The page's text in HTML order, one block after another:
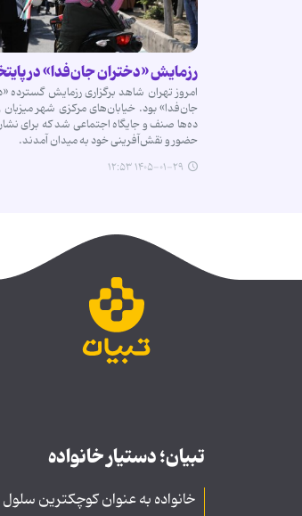
رزمایش «دختران جان‌فدا» در
امروز تهران شاهد برگزاری رزمایش گسترده
جان‌فدا» بود. خیابان‌های مرکزی شهر میزبان
ده‌ها صنف و جایگاه اجتماعی شد که برای
حضور و نقش‌آفرینی خود به میدان آمدند.
۱۴۰۵-۰۱-۲۹ ۱۲:۵۳
تبیان؛ دستیار خانواده
خانواده به عنوان کوچکترین